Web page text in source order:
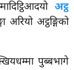
अट्ठ
अरियो अट्ठङ्गिको
पुब्बभागे